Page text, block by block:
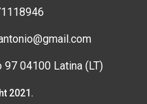
97 04100 Latina (LT)
2021.